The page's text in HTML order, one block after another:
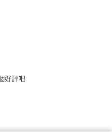
資訊註冊。若發現惡意使用之情形，
戶之使用額度並採取法律行動。
好評吧